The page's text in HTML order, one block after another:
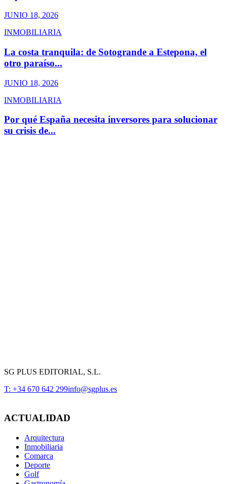
JUNIO 18, 2026
INMOBILIARIA
La costa tranquila: de Sotogrande a Estepona, el
otro paraíso...
JUNIO 18, 2026
INMOBILIARIA
Por qué España necesita inversores para solucionar
su crisis de...
SG PLUS EDITORIAL, S.L.
T: +34 670 642 299info@sgplus.es
ACTUALIDAD
Arquitectura
Inmobiliaria
Comarca
Deporte
Golf